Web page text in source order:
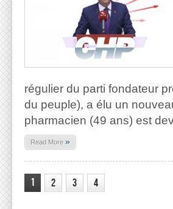
régulier du parti fondateur
du peuple), a élu un
pharmacien (49 ans) est
Read More »
1 2 3 4